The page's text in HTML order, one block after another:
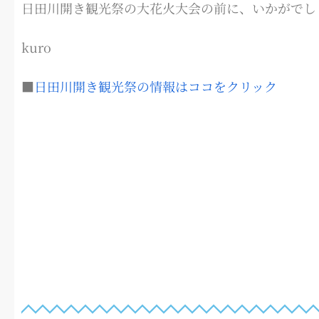
日田川開き観光祭の大花火大会の前に、いかがで
kuro
■日田川開き観光祭の情報はココをクリック